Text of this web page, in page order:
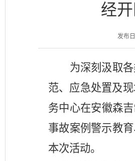
经
发布
为深刻汲取
范、应急处置及现
务中心在安徽森
事故案例警示教育
本次活动。